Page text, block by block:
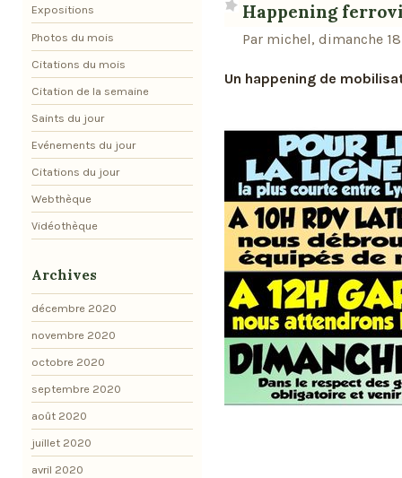
Happening
Par michel, dimanche
Un happening de
Expositions
Photos du mois
Citations du mois
Citation de la semaine
Saints du jour
Evénements du jour
Citations du jour
Webthèque
Vidéothèque
Archives
décembre 2020
novembre 2020
octobre 2020
septembre 2020
août 2020
juillet 2020
avril 2020